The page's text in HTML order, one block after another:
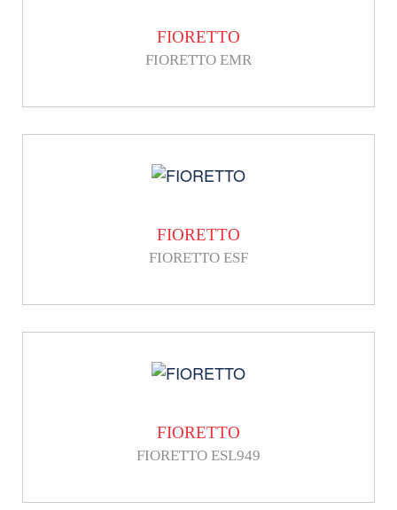
FIORETTO
FIORETTO EMR
FIORETTO
FIORETTO ESF
FIORETTO
FIORETTO ESL949